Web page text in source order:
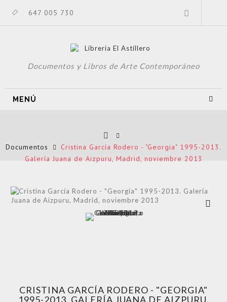
647 005 730
Documentos y Libros de Arte Contemporáneo
MENÚ
Documentos
Cristina García Rodero - "Georgia" 1995-2013.
Galería Juana de Aizpuru, Madrid, noviembre 2013
CRISTINA GARCÍA RODERO - "GEORGIA"
1995-2013. GALERÍA JUANA DE AIZPURU,